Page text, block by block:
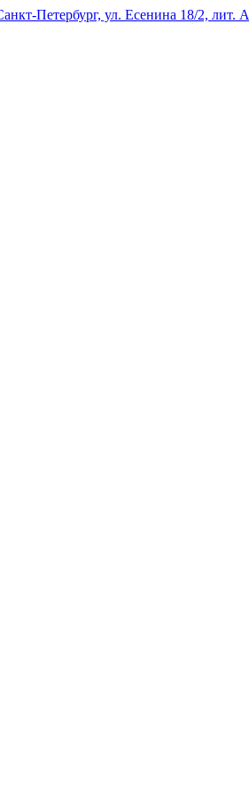
Петербург, ул. Есенина 18/2, лит. А